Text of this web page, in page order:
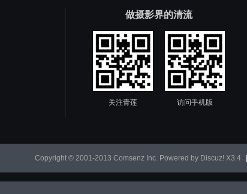
做摄影界的清流
关注青莲 访问手机版
Copyright © 2001-2013 Comsenz Inc. Powered by Discuz! X3.4